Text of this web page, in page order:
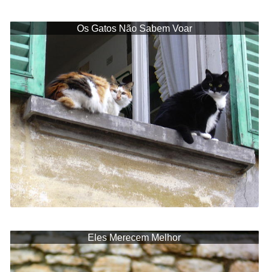
Os Gatos Não Sabem Voar
Eles Merecem Melhor